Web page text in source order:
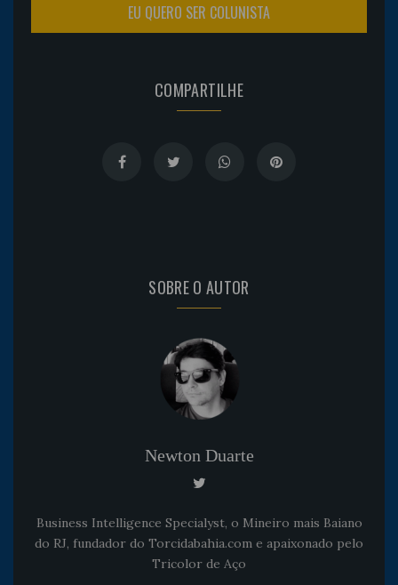
EU QUERO SER COLUNISTA
COMPARTILHE
SOBRE O AUTOR
Newton Duarte
Business Intelligence Specialyst, o Mineiro mais Baiano
do RJ, fundador do Torcidabahia.com e apaixonado pelo
Tricolor de Aço